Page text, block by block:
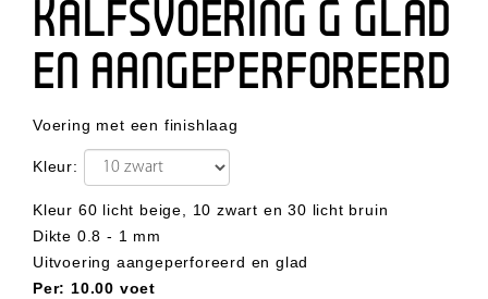
KALFSVOERING G GLAD
EN AANGEPERFOREERD
Voering met een finishlaag
Kleur:
Kleur 60 licht beige, 10 zwart en 30 licht bruin
Dikte 0.8 - 1 mm
Uitvoering aangeperforeerd en glad
Per:10.00 voet